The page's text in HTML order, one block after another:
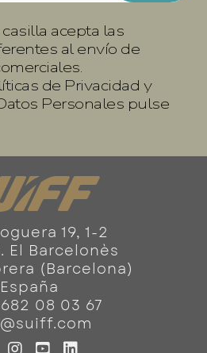
acepta las
al envío de
de Privacidad y
Personales pulse
19, 1-2
El Barcelonès
(Barcelona)
España
08 03 67